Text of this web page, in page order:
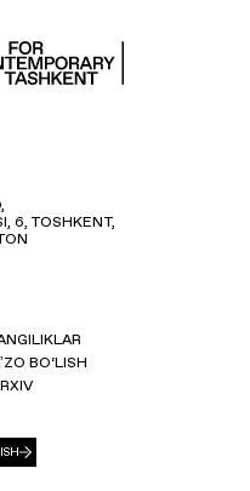
6, TOSHKENT,
BO‘LISH